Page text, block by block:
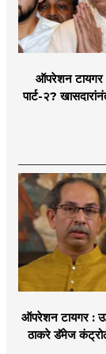
nation
'smart'
need
that
through
content.
the
'smart'
be the
ऑपरेशन टायगर
पार्ट-२?
ऑपरेशन टायगर :
ठाकरे डॅमेज